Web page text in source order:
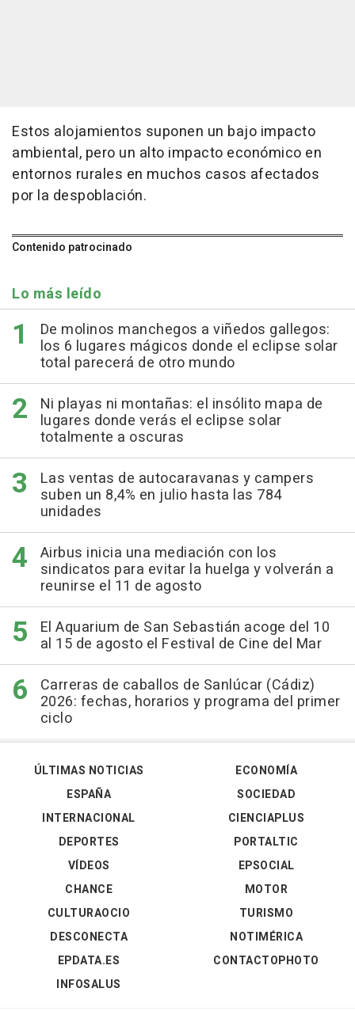
Estos alojamientos suponen un bajo impacto
ambiental, pero un alto impacto económico en
entornos rurales en muchos casos afectados
por la despoblación.
Contenido patrocinado
Lo más leído
De molinos manchegos a viñedos gallegos:
los 6 lugares mágicos donde el eclipse solar
total parecerá de otro mundo
Ni playas ni montañas: el insólito mapa de
lugares donde verás el eclipse solar
totalmente a oscuras
Las ventas de autocaravanas y campers
suben un 8,4% en julio hasta las 784
unidades
Airbus inicia una mediación con los
sindicatos para evitar la huelga y volverán a
reunirse el 11 de agosto
El Aquarium de San Sebastián acoge del 10
al 15 de agosto el Festival de Cine del Mar
Carreras de caballos de Sanlúcar (Cádiz)
2026: fechas, horarios y programa del primer
ciclo
ÚLTIMAS NOTICIAS
ESPAÑA
INTERNACIONAL
DEPORTES
VÍDEOS
ECONOMÍA
SOCIEDAD
CIENCIAPLUS
PORTALTIC
EPSOCIAL
CHANCE
CULTURAOCIO
DESCONECTA
EPDATA.ES
INFOSALUS
MOTOR
TURISMO
NOTIMÉRICA
CONTACTOPHOTO